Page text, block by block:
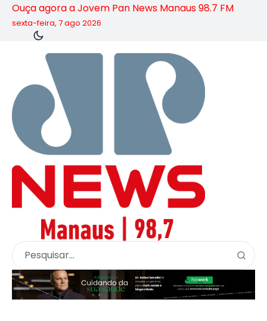
Ouça agora a Jovem Pan News Manaus 98.7 FM
sexta-feira, 7 ago 2026